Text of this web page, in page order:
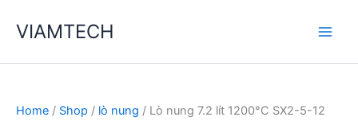
VIAMTECH
Home / Shop / lò nung / Lò nung 7.2 lít 1200°C SX2-5-12